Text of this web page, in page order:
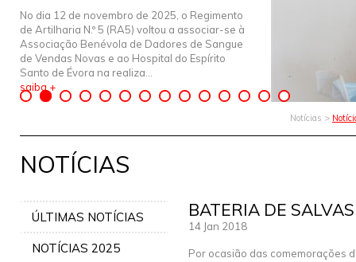
No dia 12 de novembro de 2025, o Regimento
de Artilharia N.º 5 (RA5) voltou a associar-se à
Associação Benévola de Dadores de Sangue
de Vendas Novas e ao Hospital do Espírito
Santo de Évora na realiza...
saiba +
Notícias >
NOTÍCIAS
ÚLTIMAS NOTÍCIAS
NOTÍCIAS 2025
BATERIA DE SALVAS
14 Jan 2018
Por ocasião das comemorações